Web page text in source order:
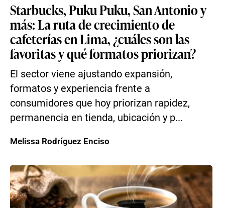
Starbucks, Puku Puku, San Antonio y
más: La ruta de crecimiento de
cafeterías en Lima, ¿cuáles son las
favoritas y qué formatos priorizan?
El sector viene ajustando expansión,
formatos y experiencia frente a
consumidores que hoy priorizan rapidez,
permanencia en tienda, ubicación y p...
Melissa Rodríguez Enciso